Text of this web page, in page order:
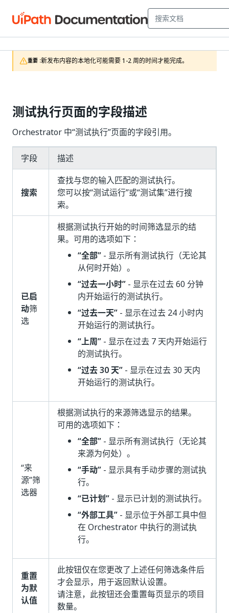
重要 :新发布内容的本地化可能需要 1-2 周的时间才能完成。
测试执行页面的字段描述
Orchestrator 中“测试执行”页面的字段引用。
字段 描述
搜索
查找与您的输入匹配的测试执行。
您可以按“测试运行”或“测试集”进行搜
索。
已启
动筛
选
根据测试执行开始的时间筛选显示的结
果。可用的选项如下：
“全部” - 显示所有测试执行（无论其
从何时开始）。
“过去一小时” - 显示在过去 60 分钟
内开始运行的测试执行。
“过去一天” - 显示在过去 24 小时内
开始运行的测试执行。
“上周” - 显示在过去 7 天内开始运行
的测试执行。
“过去 30 天” - 显示在过去 30 天内
开始运行的测试执行。
“来
源”筛
选器
根据测试执行的来源筛选显示的结果。
可用的选项如下：
“全部” - 显示所有测试执行（无论其
来源为何处）。
“手动” - 显示具有手动步骤的测试执
行。
“已计划” - 显示已计划的测试执行。
“外部工具” - 显示位于外部工具中但
在 Orchestrator 中执行的测试执
行。
重置
为默
认值
此按钮仅在您更改了上述任何筛选条件后
才会显示，用于返回默认设置。
请注意，此按钮还会重置每页显示的项目
数量。